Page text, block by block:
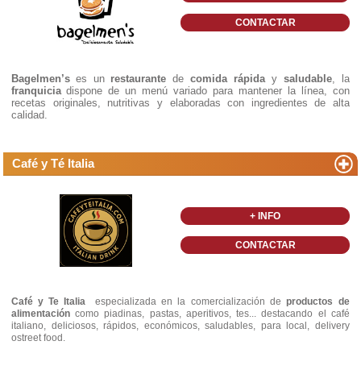
CONTACTAR
Bagelmen’s es un restaurante de comida rápida y saludable, la
franquicia dispone de un menú variado para mantener la línea, con
recetas originales, nutritivas y elaboradas con ingredientes de alta
calidad.
Café y Té Italia
+ INFO
CONTACTAR
Café y Te Italia especializada en la comercialización de productos de
alimentación como piadinas, pastas, aperitivos, tes... destacando el café
italiano, deliciosos, rápidos, económicos, saludables, para local, delivery
ostreet food.